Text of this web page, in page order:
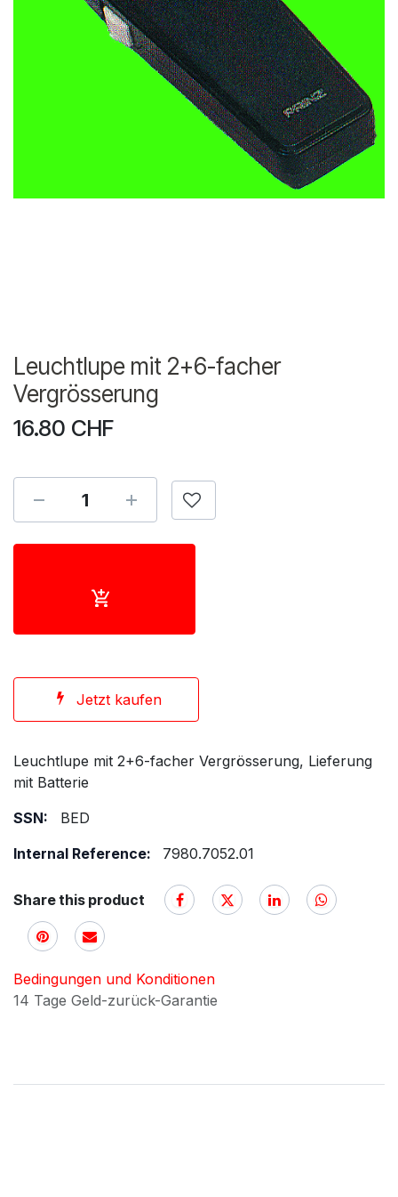
Leuchtlupe mit 2+6-facher
Vergrösserung
16.80 CHF
Jetzt kaufen
Leuchtlupe mit 2+6-facher Vergrösserung, Lieferung
mit Batterie
SSN:
BED
Internal Reference:
7980.7052.01
Share this product
Bedingungen und Konditionen
14 Tage Geld-zurück-Garantie